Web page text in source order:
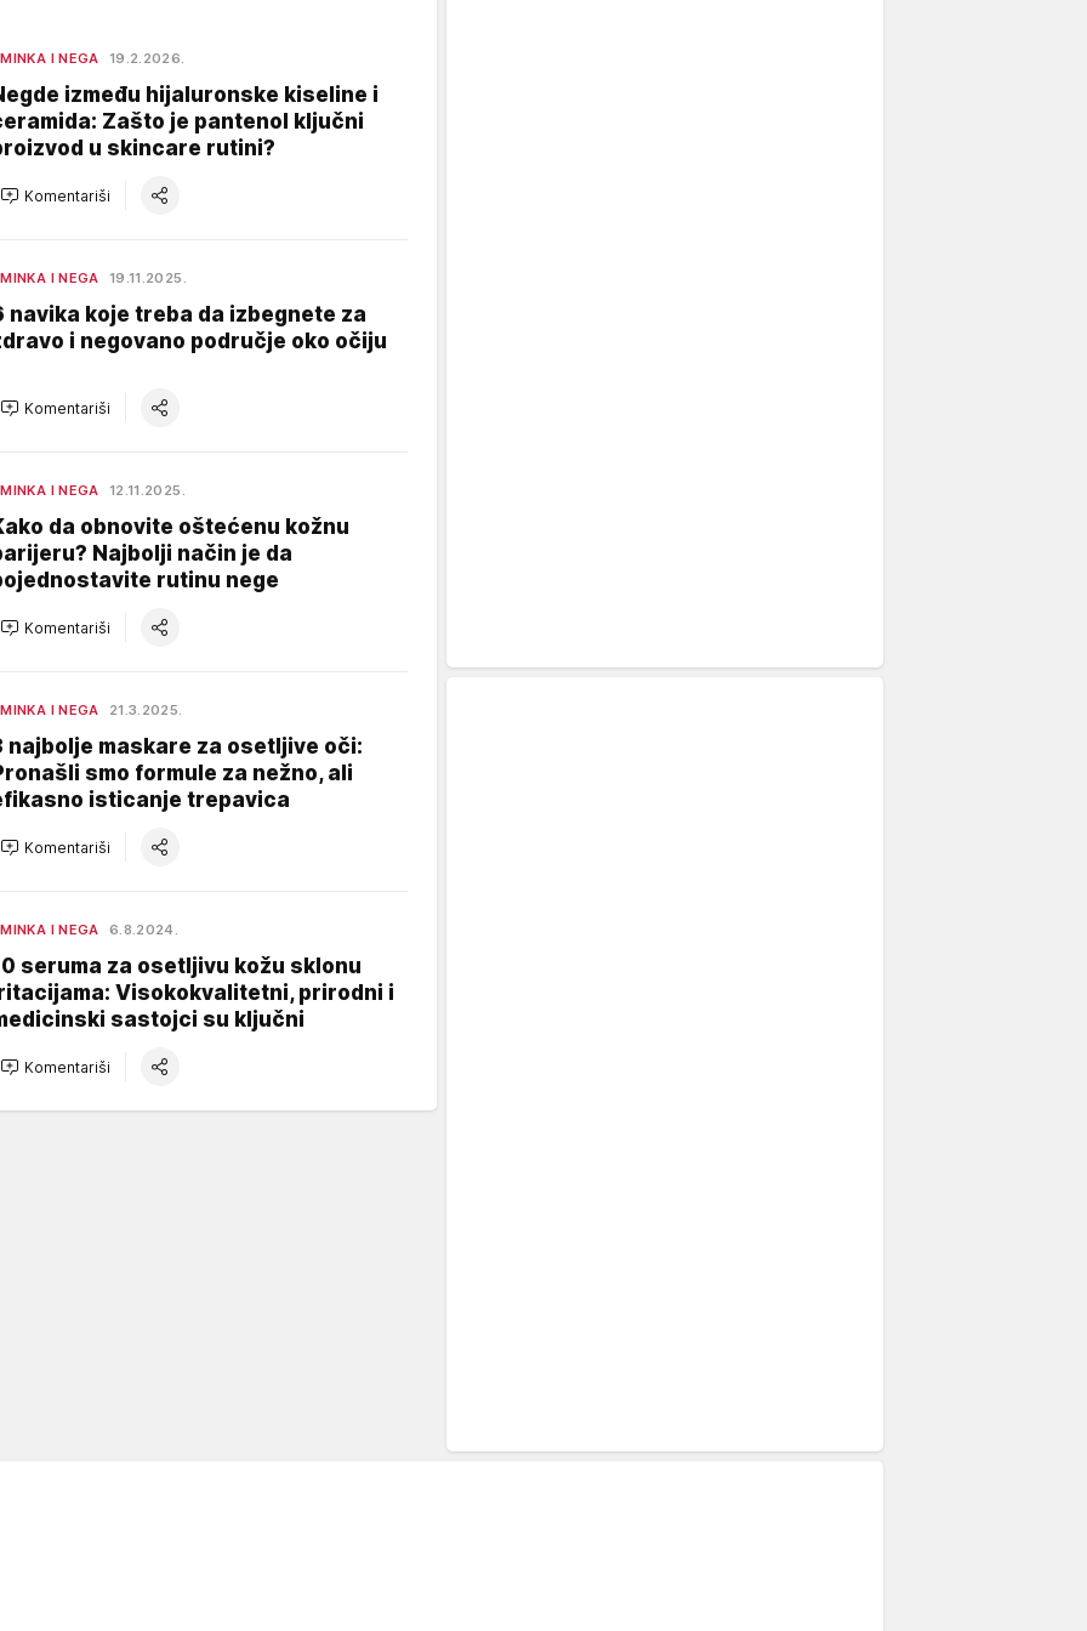
I NEGA 19.2.2026.
između hijaluronske kiseline i
Zašto je pantenol ključni
u skincare rutini?
Komentariši
I NEGA 19.11.2025.
navika koje treba da izbegnete za
i negovano područje oko očiju
Komentariši
I NEGA 12.11.2025.
da obnovite oštećenu kožnu
Najbolji način je da
rutinu nege
Komentariši
I NEGA 21.3.2025.
najbolje maskare za osetljive oči:
smo formule za nežno, ali
isticanje trepavica
Komentariši
I NEGA 6.8.2024.
seruma za osetljivu kožu sklonu
Visokokvalitetni, prirodni i
sastojci su ključni
Komentariši